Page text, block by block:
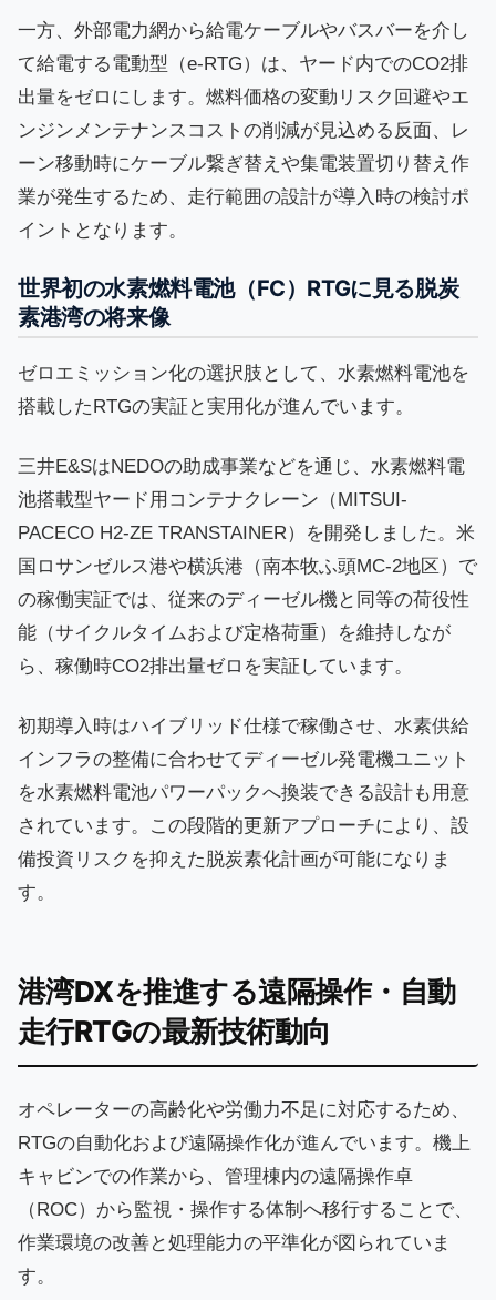
一方、外部電力網から給電ケーブルやバスバーを介し
て給電する電動型（e-RTG）は、ヤード内でのCO2排
出量をゼロにします。燃料価格の変動リスク回避やエ
ンジンメンテナンスコストの削減が見込める反面、レ
ーン移動時にケーブル繋ぎ替えや集電装置切り替え作
業が発生するため、走行範囲の設計が導入時の検討ポ
イントとなります。
世界初の水素燃料電池（FC）RTGに見る脱炭
素港湾の将来像
ゼロエミッション化の選択肢として、水素燃料電池を
搭載したRTGの実証と実用化が進んでいます。
三井E&SはNEDOの助成事業などを通じ、水素燃料電
池搭載型ヤード用コンテナクレーン（MITSUI-
PACECO H2-ZE TRANSTAINER）を開発しました。米
国ロサンゼルス港や横浜港（南本牧ふ頭MC-2地区）で
の稼働実証では、従来のディーゼル機と同等の荷役性
能（サイクルタイムおよび定格荷重）を維持しなが
ら、稼働時CO2排出量ゼロを実証しています。
初期導入時はハイブリッド仕様で稼働させ、水素供給
インフラの整備に合わせてディーゼル発電機ユニット
を水素燃料電池パワーパックへ換装できる設計も用意
されています。この段階的更新アプローチにより、設
備投資リスクを抑えた脱炭素化計画が可能になりま
す。
港湾DXを推進する遠隔操作・自動
走行RTGの最新技術動向
オペレーターの高齢化や労働力不足に対応するため、
RTGの自動化および遠隔操作化が進んでいます。機上
キャビンでの作業から、管理棟内の遠隔操作卓
（ROC）から監視・操作する体制へ移行することで、
作業環境の改善と処理能力の平準化が図られていま
す。